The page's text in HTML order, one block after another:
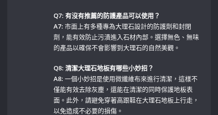
Q7: ⁣有沒有推薦的防護產品可以使用？
A7: 市面上有多種專為大理石設計的防護劑和封閉
劑，能有效防止污漬進入石材內部。選擇無色、無味
的產品以確保不會影響到大理石的自然美觀。
Q8: 清潔大理石地板有哪些小妙招？
A8: 一個小妙招是使用微纖維布來進行清潔，這樣不
僅能有效去除灰塵，還能在清潔的同時保護地板表
面。此外，請避免穿著高跟鞋在大理石地板上行走，
以免造成不必要的損傷。